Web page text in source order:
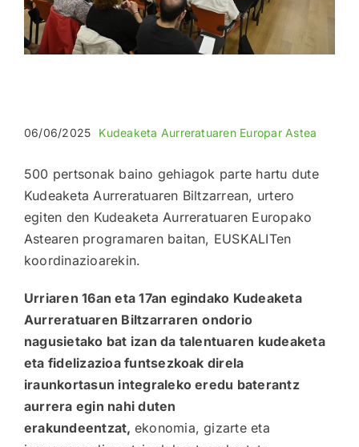
06/06/2025 Kudeaketa Aurreratuaren Europar Astea
500 pertsonak baino gehiagok parte hartu dute
Kudeaketa Aurreratuaren Biltzarrean, urtero
egiten den Kudeaketa Aurreratuaren Europako
Astearen programaren baitan, EUSKALITen
koordinazioarekin.
Urriaren 16an eta 17an egindako Kudeaketa
Aurreratuaren Biltzarraren ondorio
nagusietako bat izan da talentuaren kudeaketa
eta fidelizazioa funtsezkoak direla
iraunkortasun integraleko eredu baterantz
aurrera egin nahi duten
erakundeentzat, ekonomia, gizarte eta